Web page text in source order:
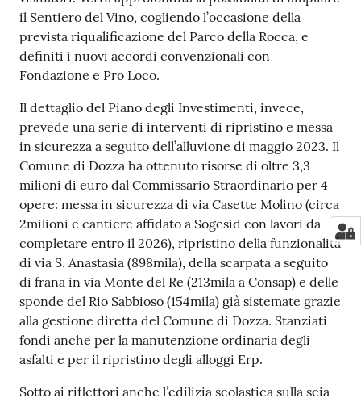
il Sentiero del Vino, cogliendo l’occasione della
prevista riqualificazione del Parco della Rocca, e
definiti i nuovi accordi convenzionali con
Fondazione e Pro Loco.
Il dettaglio del Piano degli Investimenti, invece,
prevede una serie di interventi di ripristino e messa
in sicurezza a seguito dell’alluvione di maggio 2023. Il
Comune di Dozza ha ottenuto risorse di oltre 3,3
milioni di euro dal Commissario Straordinario per 4
opere: messa in sicurezza di via Casette Molino (circa
2milioni e cantiere affidato a Sogesid con lavori da
completare entro il 2026), ripristino della funzionalità
di via S. Anastasia (898mila), della scarpata a seguito
di frana in via Monte del Re (213mila a Consap) e delle
sponde del Rio Sabbioso (154mila) già sistemate grazie
alla gestione diretta del Comune di Dozza. Stanziati
fondi anche per la manutenzione ordinaria degli
asfalti e per il ripristino degli alloggi Erp.
Sotto ai riflettori anche l’edilizia scolastica sulla scia